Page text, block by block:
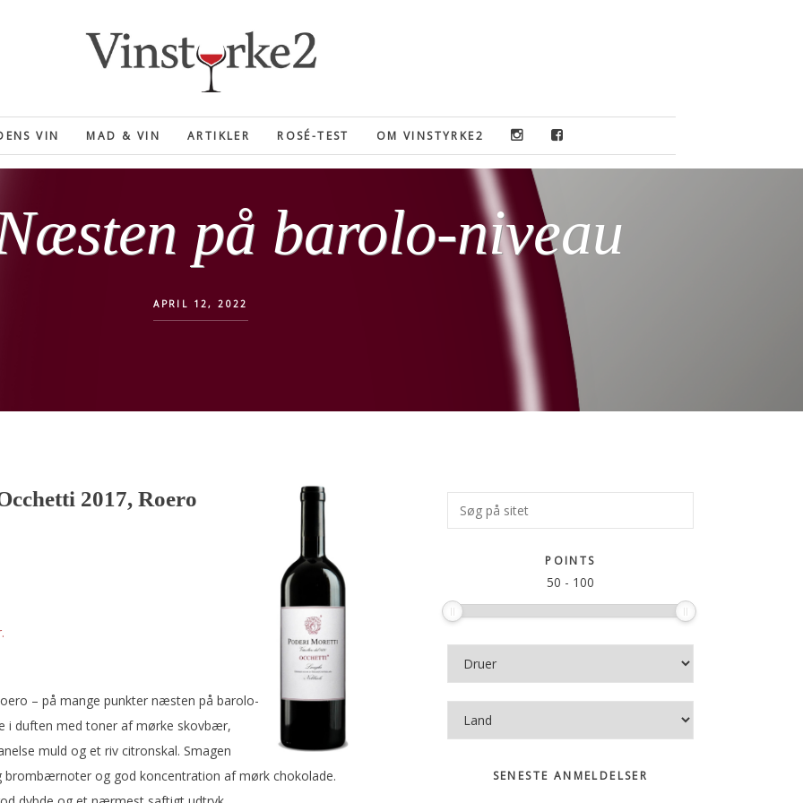
VIN MAD & VIN ARTIKLER ROSÉ-TEST OM VINSTYRKE2
på barolo-niveau
APRIL 12, 2022
2017, Roero
– på mange punkter næsten på barolo-
i duften med toner af mørke skovbær,
muld og et riv citronskal. Smagen
og god koncentration af mørk chokolade.
Primær
Sidebar
Søg
på
POINTS
50 - 100
SENESTE ANMELDELSER